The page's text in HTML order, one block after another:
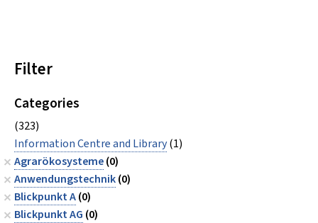
Filter
Categories
(323)
Information Centre and Library(1)
Agrarökosysteme(0)
Anwendungstechnik(0)
Blickpunkt A(0)
Blickpunkt AG (0)